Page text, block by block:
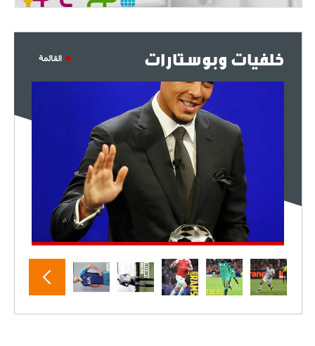
خلفيات وبوستارات القائمة